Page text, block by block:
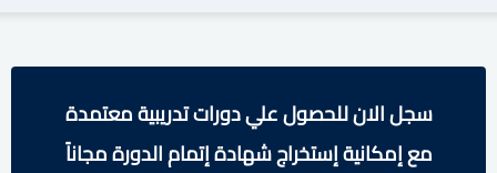
سجل الان للحصول علي دورات تدريبية معتمدة
مع إمكانية إستخراج شهادة إتمام الدورة مجاناً